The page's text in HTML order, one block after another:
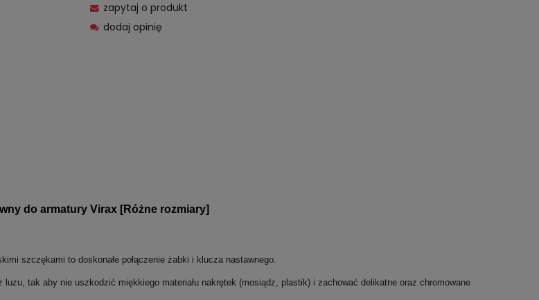
zapytaj o produkt
dodaj opinię
do armatury Virax [Różne rozmiary]
szczękami to doskonałe połączenie żabki i klucza nastawnego.
tak aby nie uszkodzić miękkiego materiału nakrętek (mosiądz, plastik) i zachować delikatne oraz chromowane